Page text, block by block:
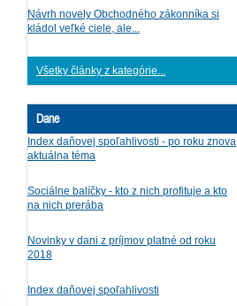
Návrh novely Obchodného zákonníka si
kládol veľké ciele, ale...
Všetky články z kategórie...
Dane
Index daňovej spoľahlivosti - po roku znova
aktuálna téma
Sociálne balíčky - kto z nich profituje a kto
na nich prerába
Novinky v dani z príjmov platné od roku
2018
Index daňovej spoľahlivosti